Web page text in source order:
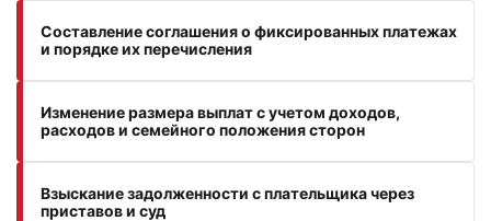
Составление соглашения о фиксированных платежах
и порядке их перечисления
Изменение размера выплат с учетом доходов,
расходов и семейного положения сторон
Взыскание задолженности с плательщика через
приставов и суд